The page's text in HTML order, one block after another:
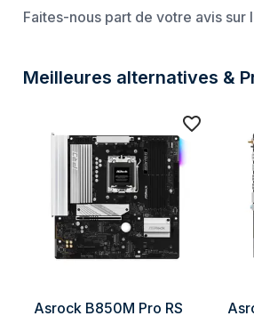
Types de mémoire pris en charge
Mémoire interne maximale
Canaux de mémoire
Сompatibilité ECC
Mémoire sans tampon
Processeur
Faites-nous part de votre avis
Meilleures alternatives &
Asrock B850M Pro RS